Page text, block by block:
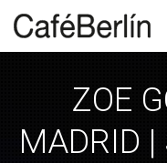
ZOE
MADRID |